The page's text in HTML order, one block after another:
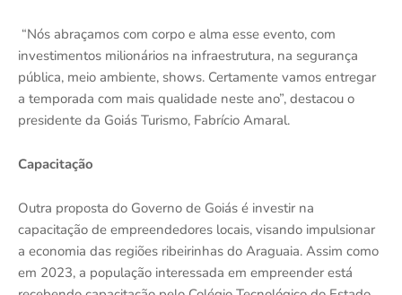
“Nós abraçamos com corpo e alma esse evento, com
investimentos milionários na infraestrutura, na segurança
pública, meio ambiente, shows. Certamente vamos entregar
a temporada com mais qualidade neste ano”, destacou o
presidente da Goiás Turismo, Fabrício Amaral.
Capacitação
Outra proposta do Governo de Goiás é investir na
capacitação de empreendedores locais, visando impulsionar
a economia das regiões ribeirinhas do Araguaia. Assim como
em 2023, a população interessada em empreender está